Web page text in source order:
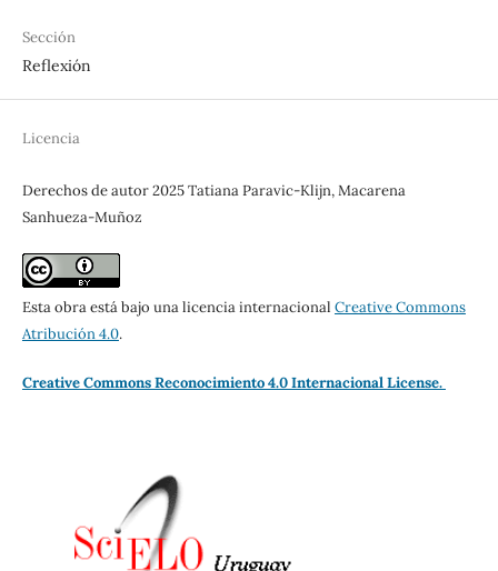
Sección
Reflexión
Licencia
Derechos de autor 2025 Tatiana Paravic-Klijn, Macarena
Sanhueza-Muñoz
Esta obra está bajo una licencia internacional Creative Commons
Atribución 4.0.
Creative Commons Reconocimiento 4.0 Internacional License.